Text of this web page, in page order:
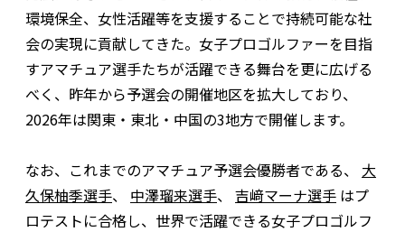
環境保全、女性活躍等を支援することで持続可能な社
会の実現に貢献してきた。女子プロゴルファーを目指
すアマチュア選手たちが活躍できる舞台を更に広げる
べく、昨年から予選会の開催地区を拡大しており、
2026年は関東・東北・中国の3地方で開催します。
なお、これまでのアマチュア予選会優勝者である、 大
久保柚季選手、 中澤瑠来選手、 吉﨑マーナ選手 はプ
ロテストに合格し、世界で活躍できる女子プロゴルフ